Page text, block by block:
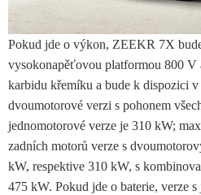
Pokud jde o výkon, ZEEKR 7X
vysokonapěťovou platformou 800 V
karbidu křemíku a bude k dispozici v
dvoumotorové verzi s pohonem
jednomotorové verze je 310 kW;
zadních motorů verze s
kW, respektive 310 kW, s
475 kW. Pokud jde o baterie, verze